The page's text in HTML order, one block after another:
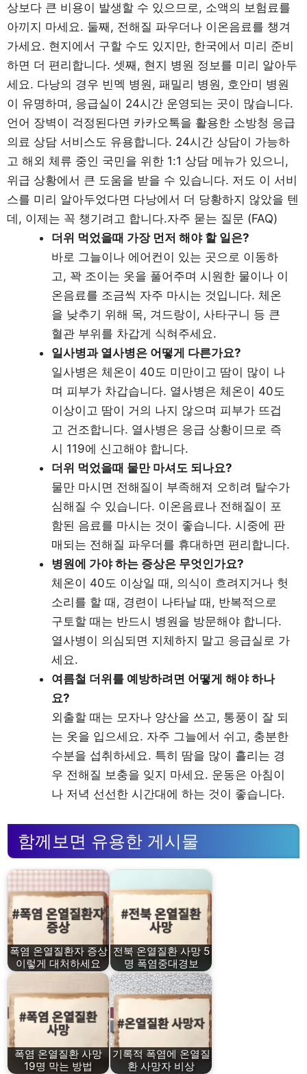
상보다 큰 비용이 발생할 수 있으므로, 소액의 보험료를
아끼지 마세요. 둘째, 전해질 파우더나 이온음료를 챙겨
가세요. 현지에서 구할 수도 있지만, 한국에서 미리 준비
하면 더 편리합니다. 셋째, 현지 병원 정보를 미리 알아두
세요. 다낭의 경우 빈멕 병원, 패밀리 병원, 호안미 병원
이 유명하며, 응급실이 24시간 운영되는 곳이 많습니다.
언어 장벽이 걱정된다면 카카오톡을 활용한 소방청 응급
의료 상담 서비스도 유용합니다. 24시간 상담이 가능하
고 해외 체류 중인 국민을 위한 1:1 상담 메뉴가 있으니,
위급 상황에서 큰 도움을 받을 수 있습니다. 저도 이 서비
스를 미리 알아두었다면 다낭에서 더 당황하지 않았을 텐
데, 이제는 꼭 챙기려고 합니다.자주 묻는 질문 (FAQ)
더위 먹었을때 가장 먼저 해야 할 일은?
바로 그늘이나 에어컨이 있는 곳으로 이동하
고, 꽉 조이는 옷을 풀어주며 시원한 물이나 이
온음료를 조금씩 자주 마시는 것입니다. 체온
을 낮추기 위해 목, 겨드랑이, 사타구니 등 큰
혈관 부위를 차갑게 식혀주세요.
일사병과 열사병은 어떻게 다른가요?
일사병은 체온이 40도 미만이고 땀이 많이 나
며 피부가 차갑습니다. 열사병은 체온이 40도
이상이고 땀이 거의 나지 않으며 피부가 뜨겁
고 건조합니다. 열사병은 응급 상황이므로 즉
시 119에 신고해야 합니다.
더위 먹었을때 물만 마셔도 되나요?
물만 마시면 전해질이 부족해져 오히려 탈수가
심해질 수 있습니다. 이온음료나 전해질이 포
함된 음료를 마시는 것이 좋습니다. 시중에 판
매되는 전해질 파우더를 휴대하면 편리합니다.
병원에 가야 하는 증상은 무엇인가요?
체온이 40도 이상일 때, 의식이 흐려지거나 헛
소리를 할 때, 경련이 나타날 때, 반복적으로
구토할 때는 반드시 병원을 방문해야 합니다.
열사병이 의심되면 지체하지 말고 응급실로 가
세요.
여름철 더위를 예방하려면 어떻게 해야 하나
요?
외출할 때는 모자나 양산을 쓰고, 통풍이 잘 되
는 옷을 입으세요. 자주 그늘에서 쉬고, 충분한
수분을 섭취하세요. 특히 땀을 많이 흘리는 경
우 전해질 보충을 잊지 마세요. 운동은 아침이
나 저녁 선선한 시간대에 하는 것이 좋습니다.
함께보면 유용한 게시물
폭염 온열질환자 증상
이렇게 대처하세요
전북 온열질환 사망 5
명 폭염중대경보
폭염 온열질환 사망
19명 막는 방법
기록적 폭염에 온열질
환 사망자 비상